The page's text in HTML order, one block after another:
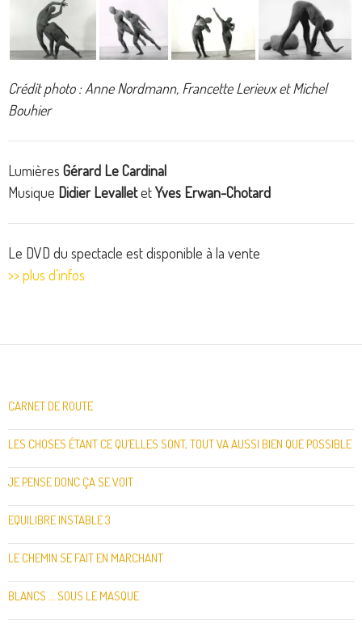
Crédit photo : Anne Nordmann, Francette Lerieux et Michel
Bouhier
Lumières Gérard Le Cardinal
Musique Didier LevalletetYves Erwan-Chotard
Le DVD du spectacle est disponible à la vente
>> plus d’infos
CARNET DE ROUTE
LES CHOSES ÉTANT CE QU’ELLES SONT, TOUT VA AUSSI BIEN QUE POSSIBLE
JE PENSE DONC ÇA SE VOIT
EQUILIBRE INSTABLE 3
LE CHEMIN SE FAIT EN MARCHANT
BLANCS … SOUS LE MASQUE